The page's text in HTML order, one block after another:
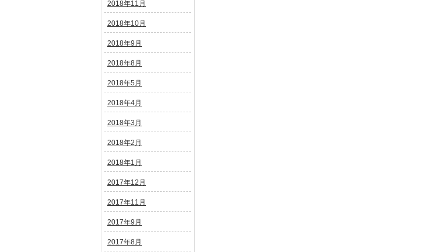
2018年11月
2018年10月
2018年9月
2018年8月
2018年5月
2018年4月
2018年3月
2018年2月
2018年1月
2017年12月
2017年11月
2017年9月
2017年8月